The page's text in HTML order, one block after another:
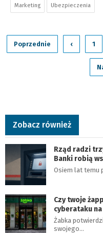
Marketing Ubezpieczenia
Poprzednie ‹ 1
Zobacz również
Rząd radzi
Banki robią
Osiem lat temu
Czy twoje
cyberataku
Żabka
swojego…